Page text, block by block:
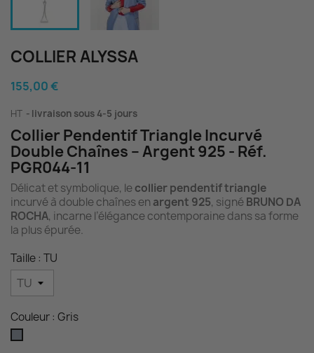
COLLIER ALYSSA
155,00 €
HT livraison sous 4-5 jours
Collier Pendentif Triangle Incurvé
Double Chaînes – Argent 925 - Réf.
PGR044-11
Délicat et symbolique, lecollier pendentif triangle
incurvé à double chaînes en argent 925, signéBRUNO DA
ROCHA, incarne l’élégance contemporaine dans sa forme
la plus épurée.
Taille : TU
Couleur : Gris